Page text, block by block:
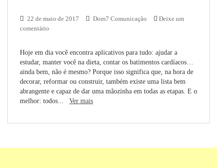
22 de maio de 2017 Dom7 Comunicação
Deixe um
comentário
Hoje em dia você encontra aplicativos para tudo: ajudar a
estudar, manter você na dieta, contar os batimentos cardíacos…
ainda bem, não é mesmo? Porque isso significa que, na hora de
decorar, reformar ou construir, também existe uma lista bem
abrangente e capaz de dar uma mãozinha em todas as etapas. E o
melhor: todos... Ver mais